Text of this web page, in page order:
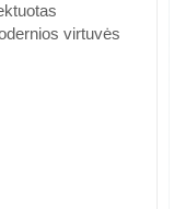
virtuvės